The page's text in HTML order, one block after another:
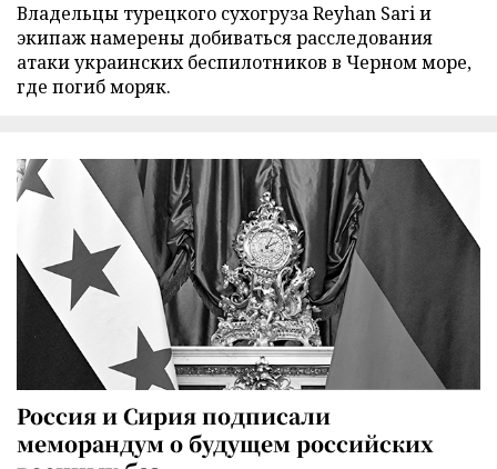
Владельцы турецкого сухогруза Reyhan Sari и
экипаж намерены добиваться расследования
атаки украинских беспилотников в Черном море,
где погиб моряк.
Россия и Сирия подписали
меморандум о будущем российских